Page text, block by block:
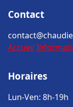
Contact
Accueil
Horaires
Lun-Ven: 8h-19h